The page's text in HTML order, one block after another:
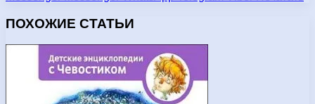
ПОХОЖИЕ СТАТЬИ